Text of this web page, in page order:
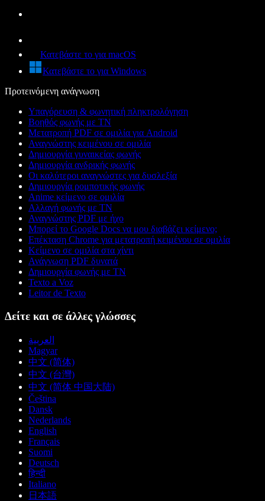
Κατεβάστε το για macOS
Κατεβάστε το για Windows
Προτεινόμενη ανάγνωση
Υπαγόρευση & φωνητική πληκτρολόγηση
Βοηθός φωνής με ΤΝ
Μετατροπή PDF σε ομιλία για Android
Αναγνώστης κειμένου σε ομιλία
Δημιουργία γυναικείας φωνής
Δημιουργία ανδρικής φωνής
Οι καλύτεροι αναγνώστες για δυσλεξία
Δημιουργία ρομποτικής φωνής
Anime κείμενο σε ομιλία
Αλλαγή φωνής με ΤΝ
Αναγνώστης PDF με ήχο
Μπορεί το Google Docs να μου διαβάζει κείμενο;
Επέκταση Chrome για μετατροπή κειμένου σε ομιλία
Κείμενο σε ομιλία στα χίντι
Ανάγνωση PDF δυνατά
Δημιουργία φωνής με ΤΝ
Texto a Voz
Leitor de Texto
Δείτε και σε άλλες γλώσσες
العربية
Magyar
中文 (简体)
中文 (台灣)
中文 (简体 中国大陆)
Čeština
Dansk
Nederlands
English
Français
Suomi
Deutsch
हिन्दी
Italiano
日本語